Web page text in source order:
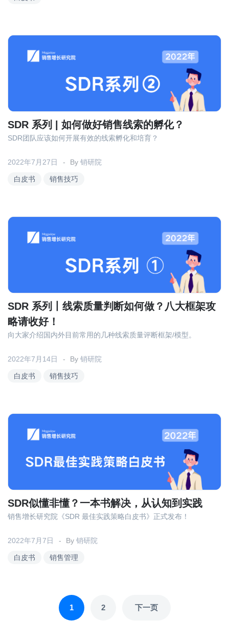
白皮书 销售技巧
SDR 系列 | 如何做好销售线索的孵化？
2022年7月27日 By 销研院
SDR团队应该如何开展有效的线索孵化和培育？
白皮书 销售技巧
SDR 系列丨线索质量判断如何做？八大框架攻
略请收好！
2022年7月14日 By 销研院
向大家介绍国内外目前常用的几种线索质量评断框架/模型。
白皮书 销售管理
SDR似懂非懂？一本书解决，从认知到实践
2022年7月7日 By 销研院
销售增长研究院《SDR 最佳实践策略白皮书》正式发布！
1 2 下一页